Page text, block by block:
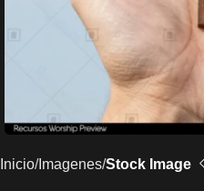
Inicio Imagenes Stock Image